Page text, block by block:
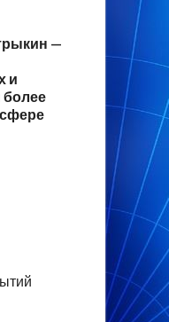
—
и
более